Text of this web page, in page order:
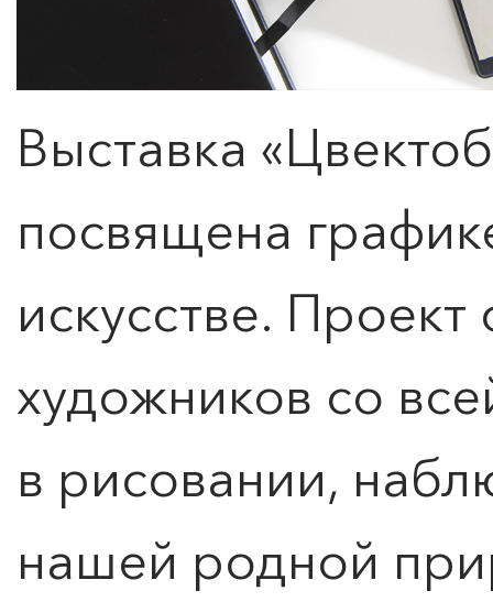
Выставка
посвящена
искусстве.
художников со
в рисовании,
нашей родной